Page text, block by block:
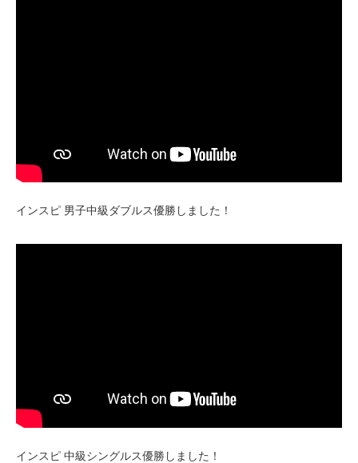
インスピ 男子中級ダブルス優勝しました！
インスピ 中級シングルス優勝しました！